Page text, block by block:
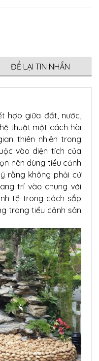
ĐỂ LẠI TIN NHẮN
hợp giữa đất, nước,
thuật một cách hài
thiên nhiên trong
vào diện tích của
nên dùng tiểu cảnh
rằng không phải cứ
trí vào chung với
tế trong cách sắp
trong tiểu cảnh sân